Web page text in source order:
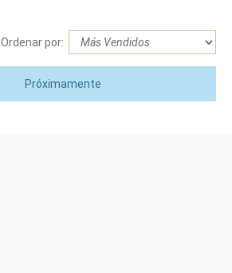
Ordenar por:
Próximamente